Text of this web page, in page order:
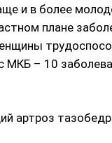
и в более
плане
МКБ – 10
артроз